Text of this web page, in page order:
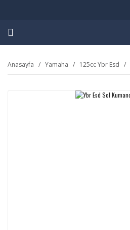
Anasayfa Yamaha 125cc Ybr Esd